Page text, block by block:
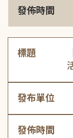
發佈時間
標題
發布單位
發佈時間